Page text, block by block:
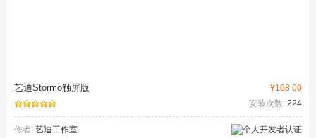
¥108.00
艺迪Stormo触屏版
安装次数: 224
作者: 艺迪工作室